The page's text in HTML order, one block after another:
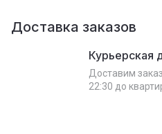
Доставка заказов
Курьерская
Доставим
22:30 до